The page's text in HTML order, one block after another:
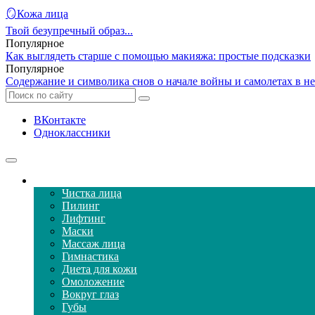
🪞Кожа лица
Твой безупречный образ...
Популярное
Как выглядеть старше с помощью макияжа: простые подсказки
Популярное
Содержание и символика снов о начале войны и самолетах в
ВКонтакте
Одноклассники
Чистка лица
Пилинг
Лифтинг
Маски
Массаж лица
Гимнастика
Диета для кожи
Омоложение
Вокруг глаз
Губы